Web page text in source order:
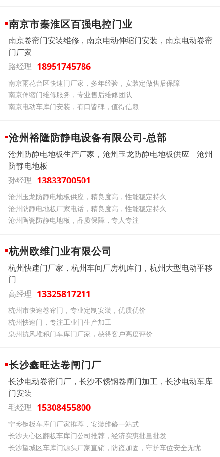
南京市秦淮区百强电控门业
南京卷帘门安装维修，南京电动伸缩门安装，南京电动卷帘
门厂家
路经理 18951745786
南京雨花台区快速门厂家，多年经验，安装定做售后保障
南京伸缩门维修服务，专业售后维修团队
南京电动车库门安装，有口皆碑，值得信赖
沧州裕隆防静电设备有限公司-总部
沧州防静电地板生产厂家，沧州玉龙防静电地板供应，沧州
防静电地板
孙经理 13833700501
沧州玉龙防静电地板供应，精良度高，性能稳定持久
沧州防静电地板厂家电话，精良度高，性能稳定持久
沧州陶瓷防静电地板，品质保障，专人专注
杭州欧维门业有限公司
杭州快速门厂家，杭州车间厂房机库门，杭州大型电动平移
门
高经理 13325817211
杭州市快速卷帘门，专业定制安装，优质优价
杭州快速门，专注工业门生产加工
泉州抗风堆积门车库门厂家，获得客户高度评价
长沙鑫旺达卷闸门厂
长沙电动卷帘门厂，长沙不锈钢卷闸门加工，长沙电动车库
门安装
毛经理 15308455800
宁乡钢板车库门厂家推荐，安装维修一站式
长沙天心区翻板车库门公司推荐，经济实惠批量批发
长沙望城区车库门源头厂家直销，防盗加固，守护车位安全无忧